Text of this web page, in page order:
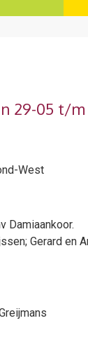
29-05 t/m
West
Damiaankoor.
Gerard en